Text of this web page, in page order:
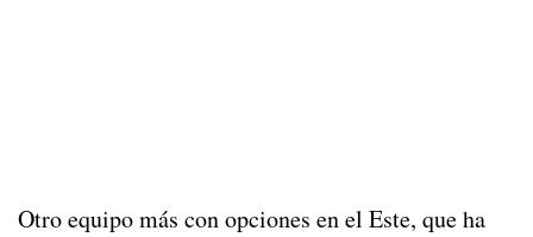
Otro equipo más con opciones en el Este, que ha